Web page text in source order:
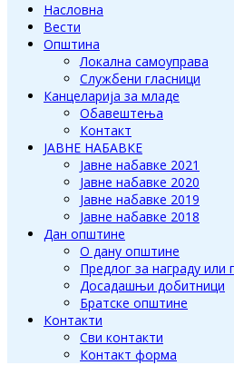
Насловна
Вести
Општина
Локална самоуправа
Службени гласници
Канцеларија за младе
Обавештења
Контакт
ЈАВНЕ НАБАВКЕ
Јавне набавке 2021
Јавне набавке 2020
Јавне набавке 2019
Јавне набавке 2018
Дан општине
О дану општине
Предлог за награду или
Досадашњи добитници
Братске општине
Контакти
Сви контакти
Контакт форма